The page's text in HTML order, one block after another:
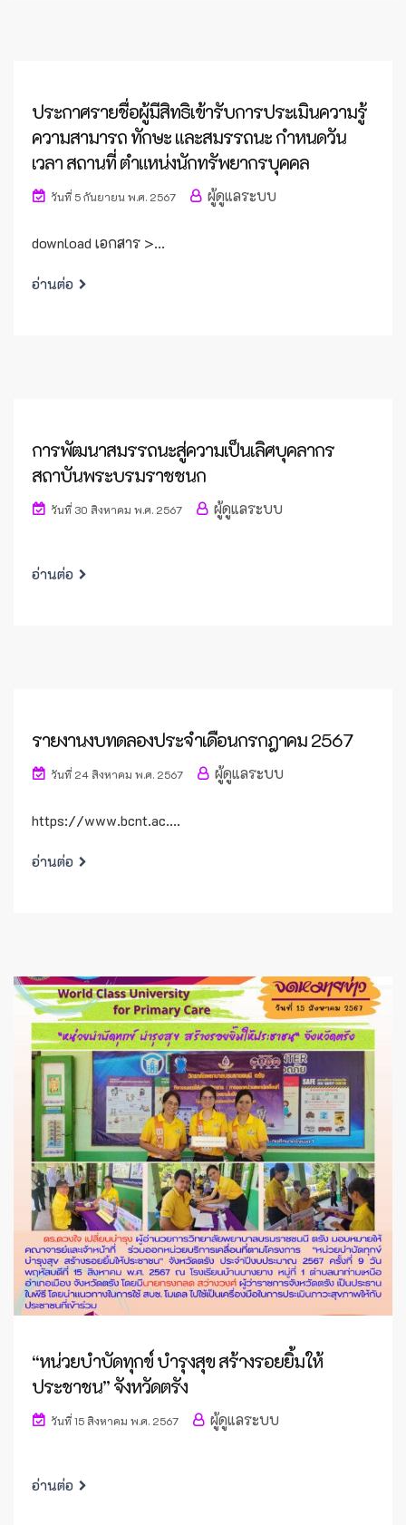
ประกาศรายชื่อผู้มีสิทธิเข้ารับการประเมินความรู้
ความสามารถ ทักษะ และสมรรถนะ กำหนดวัน
เวลา สถานที่ ตำแหน่งนักทรัพยากรบุคคล
วันที่ 5 กันยายน พ.ศ. 2567 ผู้ดูแลระบบ
download เอกสาร >...
อ่านต่อ
การพัฒนาสมรรถนะสู่ความเป็นเลิศบุคลากร
สถาบันพระบรมราชชนก
วันที่ 30 สิงหาคม พ.ศ. 2567 ผู้ดูแลระบบ
อ่านต่อ
รายงานงบทดลองประจำเดือนกรกฎาคม 2567
วันที่ 24 สิงหาคม พ.ศ. 2567 ผู้ดูแลระบบ
https://www.bcnt.ac....
อ่านต่อ
“หน่วยบำบัดทุกข์ บำรุงสุข สร้างรอยยิ้มให้
ประชาชน” จังหวัดตรัง
วันที่ 15 สิงหาคม พ.ศ. 2567 ผู้ดูแลระบบ
อ่านต่อ